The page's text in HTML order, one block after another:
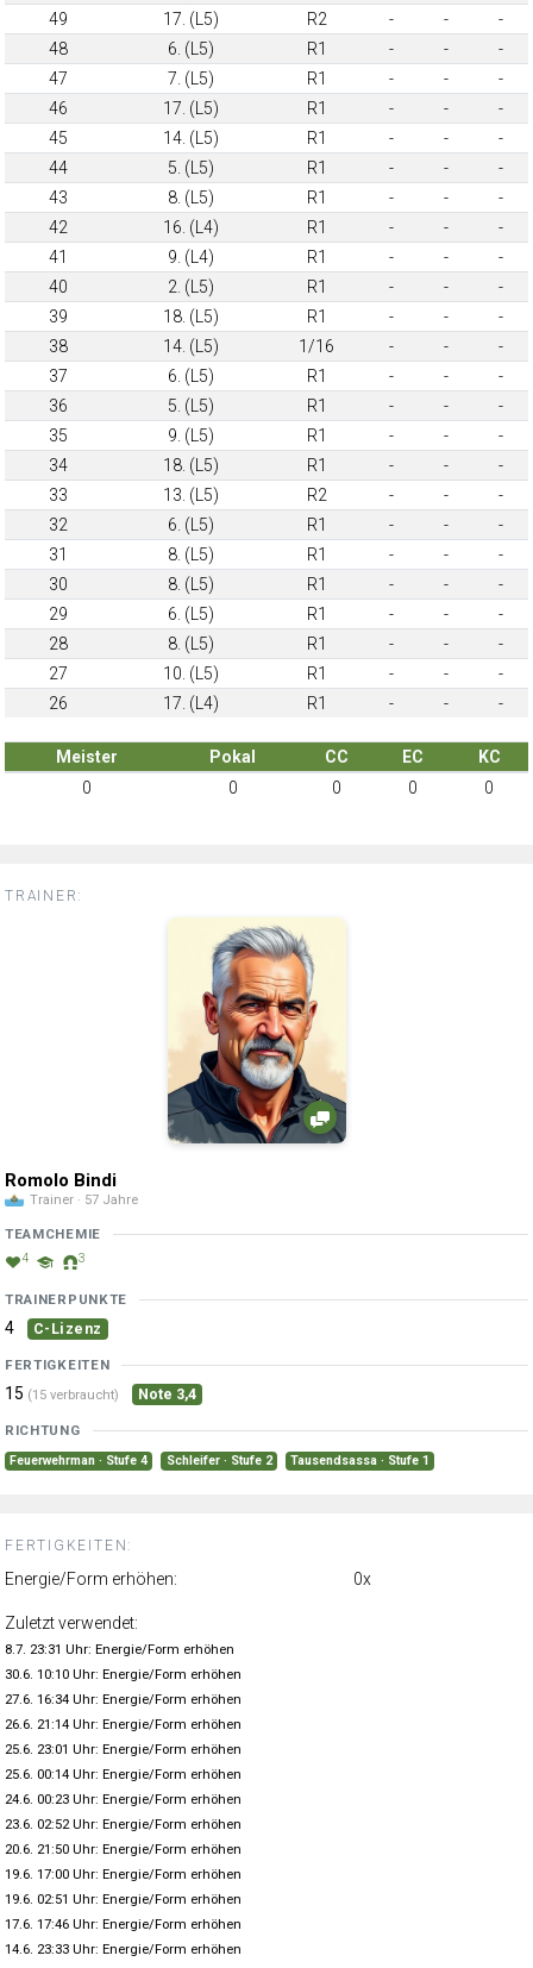
49
17. (L5) R2 - -
-
48
6. (L5) R1 - -
-
47
7. (L5) R1 - -
-
46
17. (L5) R1 - -
-
45
14. (L5) R1 - -
-
44
5. (L5) R1 - -
-
43
8. (L5) R1 - -
-
42
16. (L4) R1 - -
-
41
9. (L4) R1 - -
-
40
2. (L5) R1 - -
-
39
18. (L5) R1 - -
-
38
14. (L5) 1/16 - -
-
37
6. (L5) R1 - -
-
36
5. (L5) R1 - -
-
35
9. (L5) R1 - -
-
34
18. (L5) R1 - -
-
33
13. (L5) R2 - -
-
32
6. (L5) R1 - -
-
31
8. (L5) R1 - -
-
30
8. (L5) R1 - -
-
29
6. (L5) R1 - -
-
28
8. (L5) R1 - -
-
27
10. (L5) R1 - -
-
26
17. (L4) R1 - - -
Meister Pokal CC EC
KC
0
0 0 0 0
TRAINER:
Romolo Bindi
Trainer · 57 Jahre
TEAMCHEMIE
4 3
TRAINERPUNKTE
4 C-Lizenz
FERTIGKEITEN
15 (15 verbraucht) Note 3,4
RICHTUNG
Feuerwehrman · Stufe 4 Schleifer · Stufe 2 Tausendsassa · Stufe 1
FERTIGKEITEN:
Energie/Form erhöhen: 0x
Zuletzt verwendet:
8.7. 23:31 Uhr: Energie/Form erhöhen
30.6. 10:10 Uhr: Energie/Form erhöhen
27.6. 16:34 Uhr: Energie/Form erhöhen
26.6. 21:14 Uhr: Energie/Form erhöhen
25.6. 23:01 Uhr: Energie/Form erhöhen
25.6. 00:14 Uhr: Energie/Form erhöhen
24.6. 00:23 Uhr: Energie/Form erhöhen
23.6. 02:52 Uhr: Energie/Form erhöhen
20.6. 21:50 Uhr: Energie/Form erhöhen
19.6. 17:00 Uhr: Energie/Form erhöhen
19.6. 02:51 Uhr: Energie/Form erhöhen
17.6. 17:46 Uhr: Energie/Form erhöhen
14.6. 23:33 Uhr: Energie/Form erhöhen